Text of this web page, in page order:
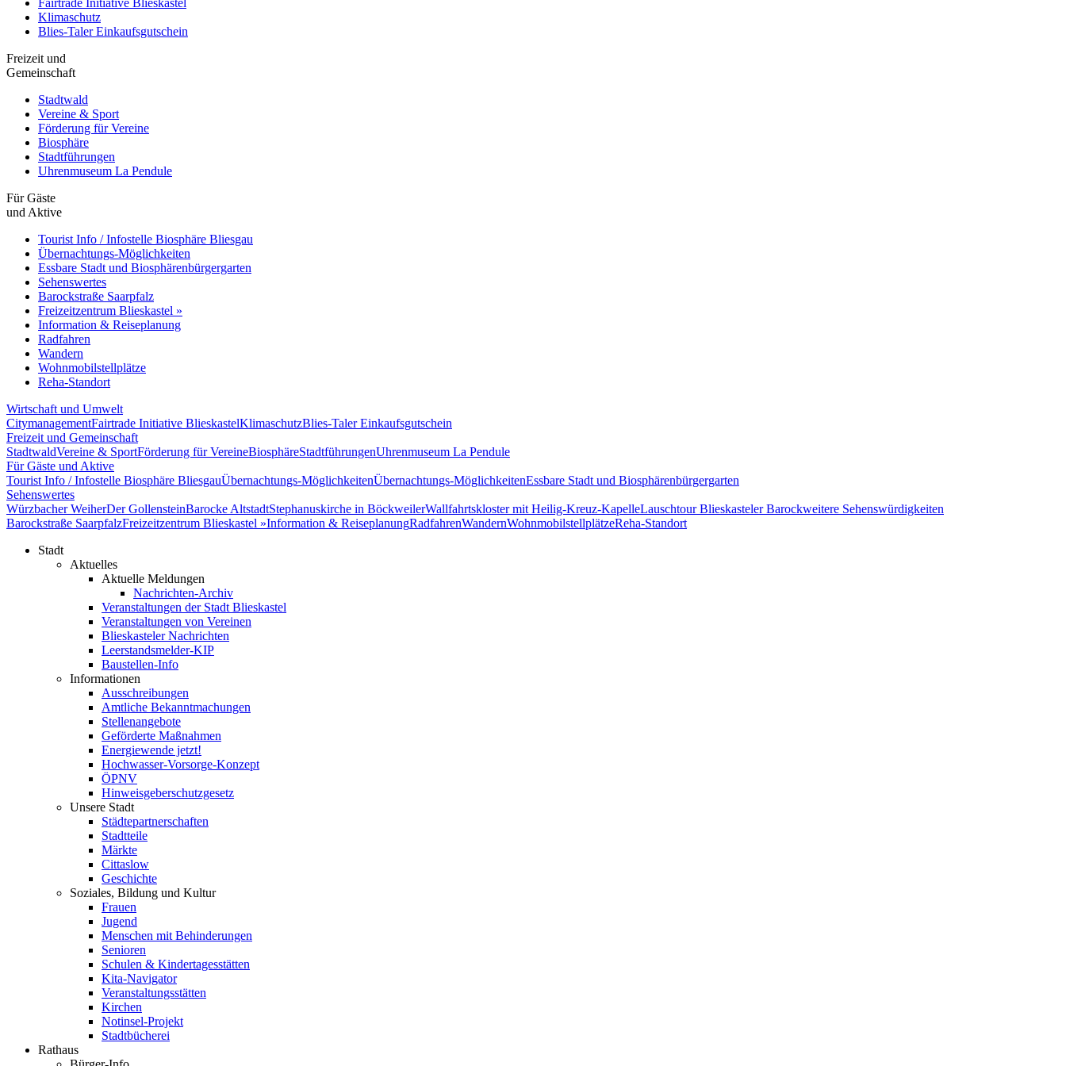
Fairtrade Initiative Blieskastel
Klimaschutz
Blies-Taler Einkaufsgutschein
Freizeit und
Gemeinschaft
Stadtwald
Vereine & Sport
Förderung für Vereine
Biosphäre
Stadtführungen
Uhrenmuseum La Pendule
Für Gäste
und Aktive
Tourist Info / Infostelle Biosphäre Bliesgau
Übernachtungs-Möglichkeiten
Essbare Stadt und Biosphärenbürgergarten
Sehenswertes
Barockstraße Saarpfalz
Freizeitzentrum Blieskastel »
Information & Reiseplanung
Radfahren
Wandern
Wohnmobilstellplätze
Reha-Standort
Wirtschaft und Umwelt
CitymanagementFairtrade Initiative BlieskastelKlimaschutzBlies-Taler Einkaufsgutschein
Freizeit und Gemeinschaft
StadtwaldVereine & SportFörderung für VereineBiosphäreStadtführungenUhrenmuseum La Pendule
Für Gäste und Aktive
Tourist Info / Infostelle Biosphäre BliesgauÜbernachtungs-MöglichkeitenÜbernachtungs-MöglichkeitenEssbare Stadt und Biosphärenbürgergarten
Sehenswertes
Würzbacher WeiherDer GollensteinBarocke AltstadtStephanuskirche in BöckweilerWallfahrtskloster mit Heilig-Kreuz-KapelleLauschtour Blieskasteler Barockweitere Sehenswürdigkeiten
Barockstraße SaarpfalzFreizeitzentrum Blieskastel »Information & ReiseplanungRadfahrenWandernWohnmobilstellplätzeReha-Standort
Stadt
Aktuelles
Aktuelle Meldungen
Nachrichten-Archiv
Veranstaltungen der Stadt Blieskastel
Veranstaltungen von Vereinen
Blieskasteler Nachrichten
Leerstandsmelder-KIP
Baustellen-Info
Informationen
Ausschreibungen
Amtliche Bekanntmachungen
Stellenangebote
Geförderte Maßnahmen
Energiewende jetzt!
Hochwasser-Vorsorge-Konzept
ÖPNV
Hinweisgeberschutzgesetz
Unsere Stadt
Städtepartnerschaften
Stadtteile
Märkte
Cittaslow
Geschichte
Soziales, Bildung und Kultur
Frauen
Jugend
Menschen mit Behinderungen
Senioren
Schulen & Kindertagesstätten
Kita-Navigator
Veranstaltungsstätten
Kirchen
Notinsel-Projekt
Stadtbücherei
Rathaus